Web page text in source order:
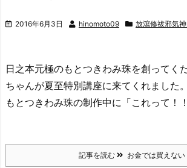
2016年6月3日 hinomoto09 放瀉修祓邪気
日之本元極のもとつきわみ珠を創ってく
ちゃんが夏至特別講座に来てくれました
もとつきわみ珠の制作中に「これって！
記事を読む お金では買えない